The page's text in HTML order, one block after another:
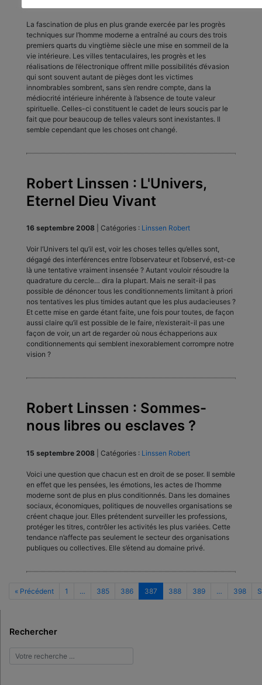
La fascination de plus en plus grande exercée par les progrès
techniques sur l’homme moderne a entraîné au cours des trois
premiers quarts du vingtième siècle une mise en sommeil de la
vie intérieure. Les villes tentaculaires, les progrès et les
réalisations de l’électronique offrent mille possibilités d’évasion
qui sont souvent autant de pièges dont les victimes
innombrables sombrent, sans s’en rendre compte, dans la
médiocrité intérieure inhérente à l’absence de toute valeur
spirituelle. Celles-ci constituent le cadet de leurs soucis par le
fait que pour beaucoup de telles valeurs sont inexistantes. Il
semble cependant que les choses ont changé.
Robert Linssen : L'Univers,
Eternel Dieu Vivant
16 septembre 2008 Catégories : Linssen Robert
Voir l’Univers tel qu’il est, voir les choses telles qu’elles sont,
dégagé des interférences entre l’observateur et l’observé, est-ce
là une tentative vraiment insensée ? Autant vouloir résoudre la
quadrature du cercle… dira la plupart. Mais ne serait-il pas
possible de dénoncer tous les conditionnements limitant à priori
nos tentatives les plus timides autant que les plus audacieuses ?
Et cette mise en garde étant faite, une fois pour toutes, de façon
aussi claire qu’il est possible de le faire, n’existerait-il pas une
façon de voir, un art de regarder où nous échapperions aux
conditionnements qui semblent inexorablement corrompre notre
vision ?
Robert Linssen : Sommes-
nous libres ou esclaves ?
15 septembre 2008 Catégories : Linssen Robert
Voici une question que chacun est en droit de se poser. Il semble
en effet que les pensées, les émotions, les actes de l’homme
moderne sont de plus en plus conditionnés. Dans les domaines
sociaux, économiques, politiques de nou­velles organisations se
créent chaque jour. Elles prétendent sur­veiller les professions,
protéger les titres, contrôler les activités les plus variées. Cette
tendance n’affecte pas seulement le secteur des orga­nisations
publiques ou collectives. Elle s’étend au domaine privé.
« Précédent 1 … 385 386 387 388 389 … 398
Rechercher